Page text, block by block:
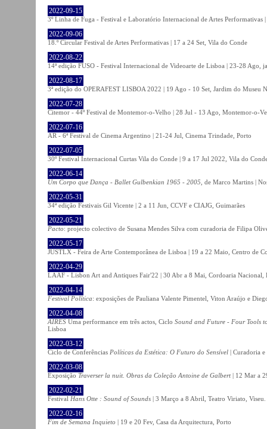
2022-09-15
3º Linha de Fuga - Festival e Laboratório Internacional de Artes Performativas
2022-09-06
18.º Circular Festival de Artes Performativas | 17 a 24 Set, Vila do Conde
2022-08-22
14ª edição FUSO - Festival Internacional de Videoarte de Lisboa | 23-28 Ago,
2022-08-17
3ª edição do OPERAFEST LISBOA 2022 | 19 Ago - 10 Set, Jardim do Museu
2022-07-28
Citemor - 44º Festival de Montemor-o-Velho | 28 Jul - 13 Ago, Montemor-o-
2022-07-16
AR - 6ª Festival de Cinema Argentino | 21-24 Jul, Cinema Trindade, Porto
2022-07-05
30º Festival Internacional Curtas Vila do Conde | 9 a 17 Jul 2022, Vila do
2022-06-14
Um Corpo que Dança - Ballet Gulbenkian 1965 - 2005 , de Marco Martins |
2022-05-31
34ª edição Festivais Gil Vicente | 2 a 11 Jun, CCVF e CIAJG, Guimarães
2022-05-21
Pacto: projecto colectivo de Susana Mendes Silva com curadoria de Filipa
2022-05-17
JUSTLX - Feira de Arte Contemporânea de Lisboa | 19 a 22 Maio, Centro de
2022-04-29
LAAF - Lisbon Art and Antiques Fair'22 | 30 Abr a 8 Mai, Cordoaria Nacional,
2022-04-14
Festival Política: exposições de Pauliana Valente Pimentel, Viton Araújo e
2022-04-08
AIRES Uma performance em três actos, Ciclo Sound and Future - Four Tools
Lisboa
2022-03-12
Ciclo de Conferências Políticas da Estética: O Futuro do Sensível | Curadoria
2022-03-08
Exposição Traverser la nuit. Obras da Coleção Antoine de Galbert | 12 Mar a
2022-02-21
Festival Hans Otte : Sound of Sounds | 3 Março a 8 Abril, Teatro Viriato, Viseu.
2022-02-16
Fim de Semana Inquieto | 19 e 20 Fev, Casa da Arquitectura, Porto